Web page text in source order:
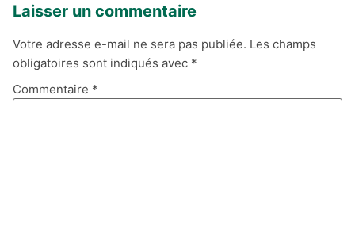
Laisser un commentaire
Votre adresse e-mail ne sera pas publiée. Les champs
obligatoires sont indiqués avec *
Commentaire *